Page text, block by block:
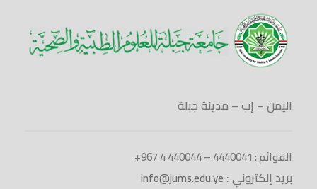
اليمن – إب – مدينة جبلة
القوائم : 4440041 – 440044 4 967+
بريد إلكتروني : info@jums.edu.ye